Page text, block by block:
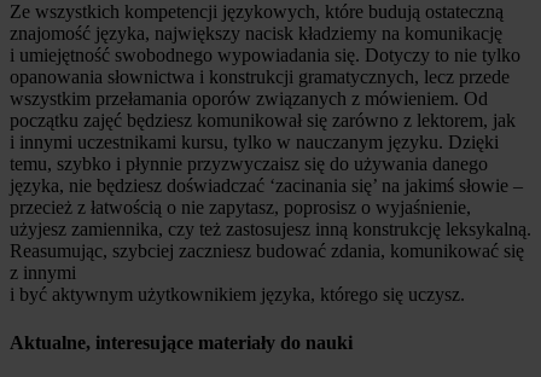
Ze wszystkich kompetencji językowych, które budują ostateczną
znajomość języka, największy nacisk kładziemy na komunikację
i umiejętność swobodnego wypowiadania się. Dotyczy to nie tylko
opanowania słownictwa i konstrukcji gramatycznych, lecz przede
wszystkim przełamania oporów związanych z mówieniem. Od
początku zajęć będziesz komunikował się zarówno z lektorem, jak
i innymi uczestnikami kursu, tylko w nauczanym języku. Dzięki
temu, szybko i płynnie przyzwyczaisz się do używania danego
języka, nie będziesz doświadczać ‘zacinania się’ na jakimś słowie –
przecież z łatwością o nie zapytasz, poprosisz o wyjaśnienie,
użyjesz zamiennika, czy też zastosujesz inną konstrukcję leksykalną.
Reasumując, szybciej zaczniesz budować zdania, komunikować się
z innymi
i być aktywnym użytkownikiem języka, którego się uczysz.
Aktualne, interesujące materiały do nauki